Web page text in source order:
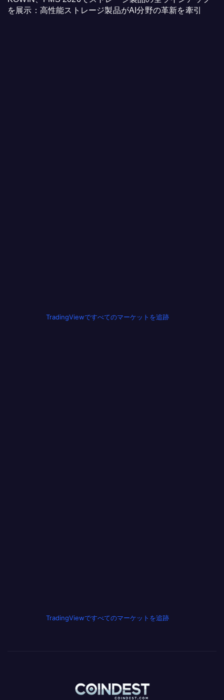
を展示：高性能ストレージ製品がAI分野の革新を牽引
TradingViewですべてのマーケットを追跡
TradingViewですべてのマーケットを追跡